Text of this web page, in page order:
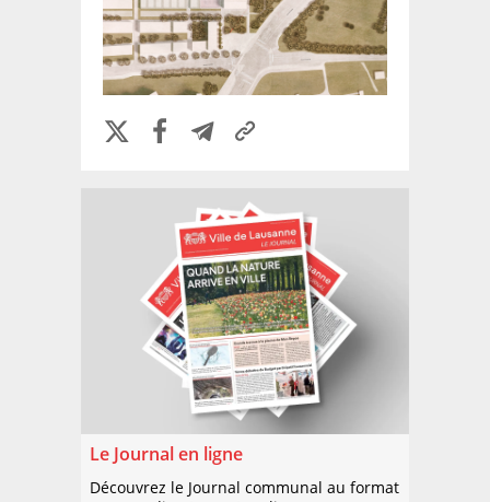
Le Journal en ligne
Découvrez le Journal communal au format